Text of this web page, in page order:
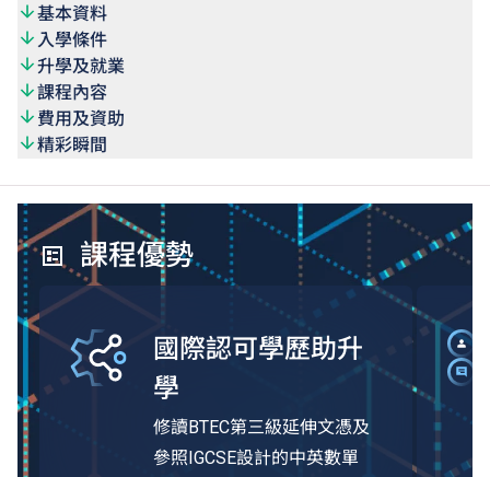
基本資料
入學條件
升學及就業
課程內容
費用及資助
精彩瞬間
課程優勢
國際認可學歷助升
學
修讀BTEC第三級延伸文憑及
參照IGCSE設計的中英數單